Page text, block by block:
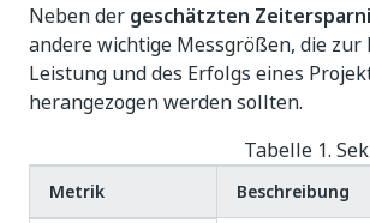
Neben der geschätzten
andere wichtige Messgrößen, die
Leistung und des Erfolgs eines
herangezogen werden sollten.
Tabelle 1.
Metrik Beschreibung